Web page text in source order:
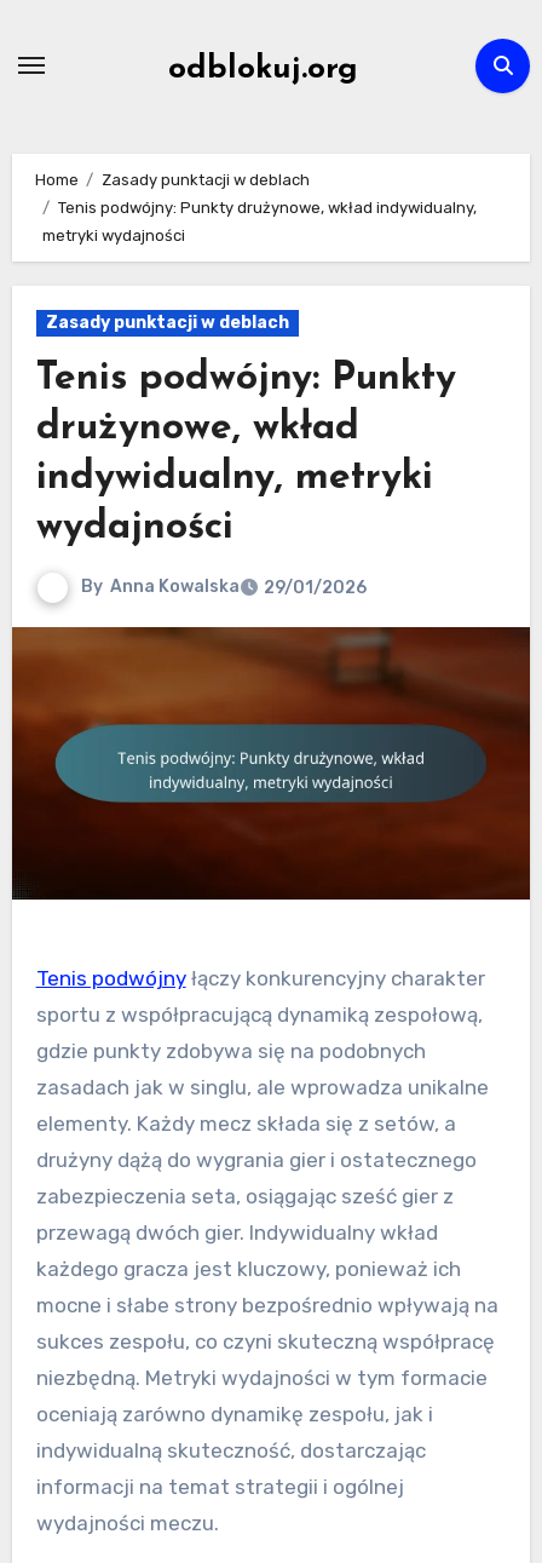
odblokuj.org
Home
Zasady punktacji w deblach
Tenis podwójny: Punkty drużynowe, wkład indywidualny,
metryki wydajności
Zasady punktacji w deblach
Tenis podwójny: Punkty
drużynowe, wkład
indywidualny, metryki
wydajności
By Anna Kowalska 29/01/2026
Tenis podwójnyłączy konkurencyjny charakter
sportu z współpracującą dynamiką zespołową,
gdzie punkty zdobywa się na podobnych
zasadach jak w singlu, ale wprowadza unikalne
elementy. Każdy mecz składa się z setów, a
drużyny dążą do wygrania gier i ostatecznego
zabezpieczenia seta, osiągając sześć gier z
przewagą dwóch gier. Indywidualny wkład
każdego gracza jest kluczowy, ponieważ ich
mocne i słabe strony bezpośrednio wpływają na
sukces zespołu, co czyni skuteczną współpracę
niezbędną. Metryki wydajności w tym formacie
oceniają zarówno dynamikę zespołu, jak i
indywidualną skuteczność, dostarczając
informacji na temat strategii i ogólnej
wydajności meczu.